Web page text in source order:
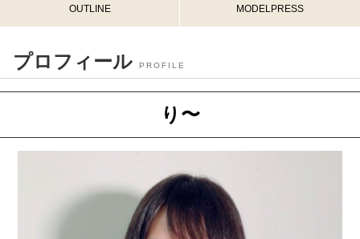
OUTLINE MODELPRESS
プロフィール PROFILE
り〜